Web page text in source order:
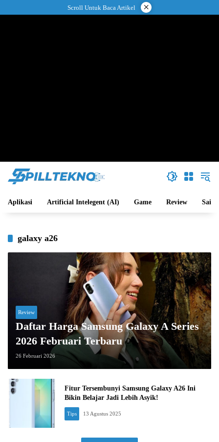
ke
Scroll Untuk Baca Artikel ×
Aplikasi Artificial Intelegent (AI) Game Review Sains
galaxy a26
Review
Daftar Harga Samsung Galaxy A Series
2026 Februari Terbaru
26 Februari 2026
Fitur Tersembunyi Samsung Galaxy A26 Ini
Bikin Belajar Jadi Lebih Asyik!
Tips 13 Agustus 2025